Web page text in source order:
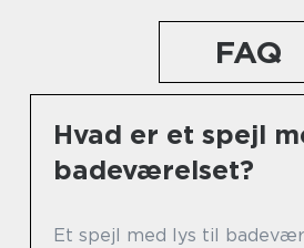
FAQ
Hvad er et spejl
badeværelset?
Et spejl med lys til